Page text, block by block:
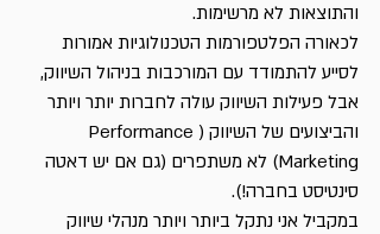
והתוצאות לא מרשימות.
לכאורה הפלטפורמות הטכנולוגיות אמורות
לסייע להתמודד עם המורכבות בניהול השיווק,
אבל פעילות השיווק עולה לחברות יותר ויותר
והביצועים של השיווק (Performance
Marketing) לא משתפרים (גם אם יש דאטה
סינטיסט בחברה!).
במקביל אני נתקל ביותר ויותר מנהלי שיווק